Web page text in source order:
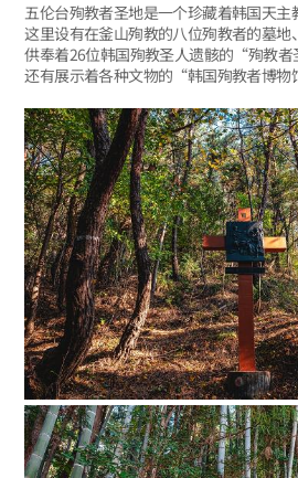
五伦台殉教者圣地是一个珍藏着韩国天主
这里设有在釜山殉教的八位殉教者的墓地、
供奉着26位韩国殉教圣人遗骸的“殉教者
还有展示着各种文物的“韩国殉教者博物